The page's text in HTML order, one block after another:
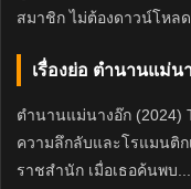
สมาชิก ไม่ต้องดาวน์โหล
เรื่องย่อ ตำนานแม่น
ตำนานแม่นางอ๊ก (2024)
ความลึกลับและโรแมนติ
ราชสำนัก เมื่อเธอค้นพบ...